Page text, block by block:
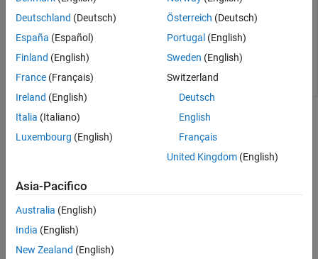
result = ModelAdvisor.Paragraph;
addItem(result, [resultText1 ModelAdvisor.LineBreak
Version History
Introduced in R2006b
See Also
Customize the Configuration of the Model Advisor Overview
Topics
Create Model Advisor Checks
Deutschland (Deutsch)
España (Español)
Finland (English)
France (Français)
Ireland (English)
Italia (Italiano)
Luxembourg (English)
Österreich (Deutsch)
Portugal (English)
Sweden (English)
Switzerland
Deutsch
English
Français
United Kingdom(English)
Asia-Pacifico
Australia (English)
India (English)
New Zealand (English)